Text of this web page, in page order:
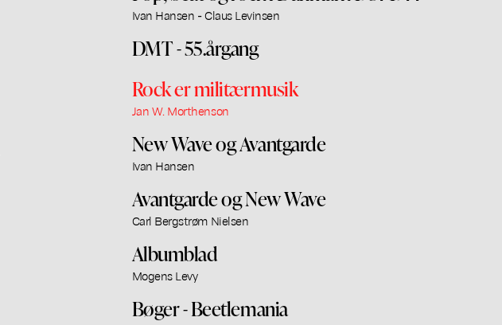
Ivan Hansen - Claus Levinsen
DMT - 55.årgang
Rock er militærmusik
Jan W. Morthenson
New Wave og Avantgarde
Ivan Hansen
Avantgarde og New Wave
Carl Bergstrøm Nielsen
Albumblad
Mogens Levy
Bøger - Beetlemania